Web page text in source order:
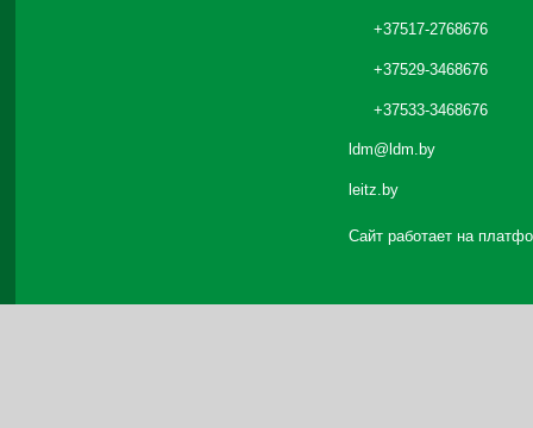
+37517-2768676
+37529-3468676
+37533-3468676
ldm@ldm.by
leitz.by
Сайт работает на